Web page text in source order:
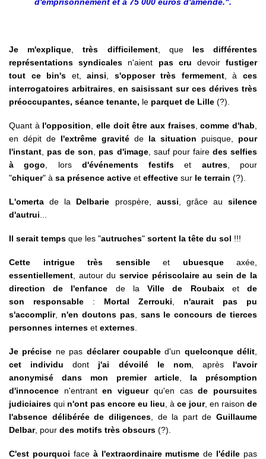
Je m'explique ,très difficilement, queles différentes
représentations syndicales n'aient pas cru devoirfustiger
tout ce bin's et, ainsi s'opposer très fermement, à ces
interrogatoires arbitraires en saisissant sur ces dérives très
préoccupantes, séance tenante, le parquet de Lille (?).
Quant à l'opposition ,elle doit être aux fraises, comme d'hab
en dépit de l'extrême gravité de la situation puisque,
pour
l'instant
pas de son pas d'image, sauf pour fairedes selfies
à gogo , lors d'événements festifs et autres,
pour
"chiquer" à sa présence active et effective sur le terrain (?).
L'omerta de la Delbarie prospère, aussi , grâce au silence
d'autrui
Il serait temps que les "autruches" sortent la tête du sol !!!
Cette intrigue très sensible et ubuesque axée,
essentiellement , autour du service périscolaire au sein de la
direction de l'enfance de la Ville de Roubaixetde
son responsable : Mortal Zerrouki
n'aurait pas pu
s'accomplir, n'en doutons pas, sans le concours de tierces
personnes internes et externes
Je précise ne pas déclarer coupabled'un quelconque délit
cet individudont j'ai dévoilé le nom, après l'avoir
anonymisé dans mon premier article
la présomption
d'innocence n'entranten vigueurqu'en casde poursuites
judiciaires qui n'ont pas encore eu lieu , à ce jour, en raison de
l'absence délibérée de diligences, de la part de Guillaume
Delbar, pour des motifs très obscurs (?).
C'est pourquoi face à l'extraordinaire mutisme de l'édile pas